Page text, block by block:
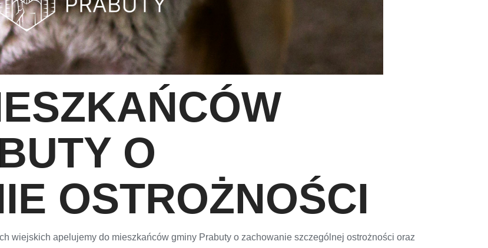
O
OSTROŻNOŚCI
wiejskich apelujemy do mieszkańców gminy Prabuty o zachowanie szczególnej ostrożności oraz